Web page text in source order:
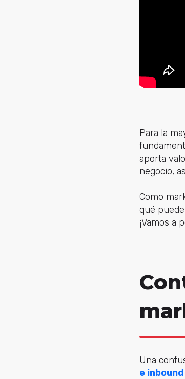
Para la
aporta
negocio,
Como
qué
¡Vamos a
Una
e